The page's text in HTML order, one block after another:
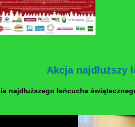
Akcja najdłuższy
najdłuższego łańcucha